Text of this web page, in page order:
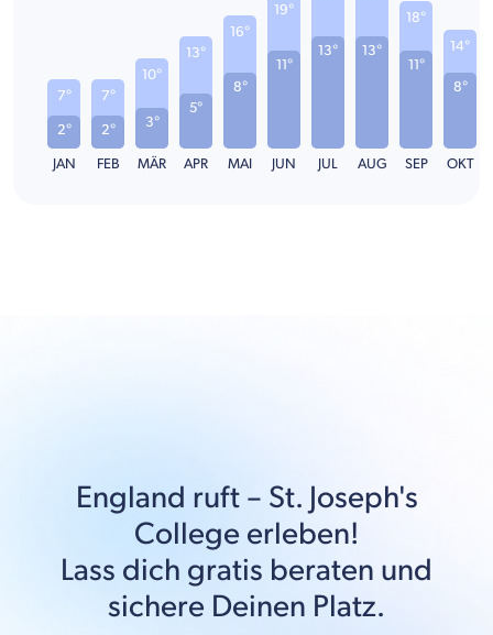
2°
7°
JAN
2°
7°
FEB
3°
10°
MÄR
5°
13°
APR
8°
16°
MAI
11°
19°
JUN
13°
JUL
13°
AUG
11°
18°
SEP
8°
14°
OKT
England ruft – St. Joseph's
College erleben!
Lass dich gratis beraten und
sichere Deinen Platz.